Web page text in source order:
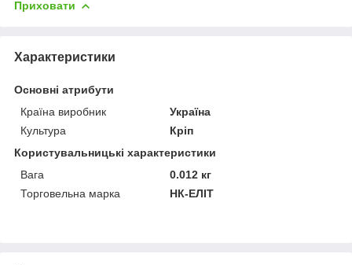
Приховати
Характеристики
Основні атрибути
Країна виробник
Україна
Культура
Кріп
Користувальницькі характеристики
Вага
0.012 кг
Торговельна марка
НК-ЕЛІТ